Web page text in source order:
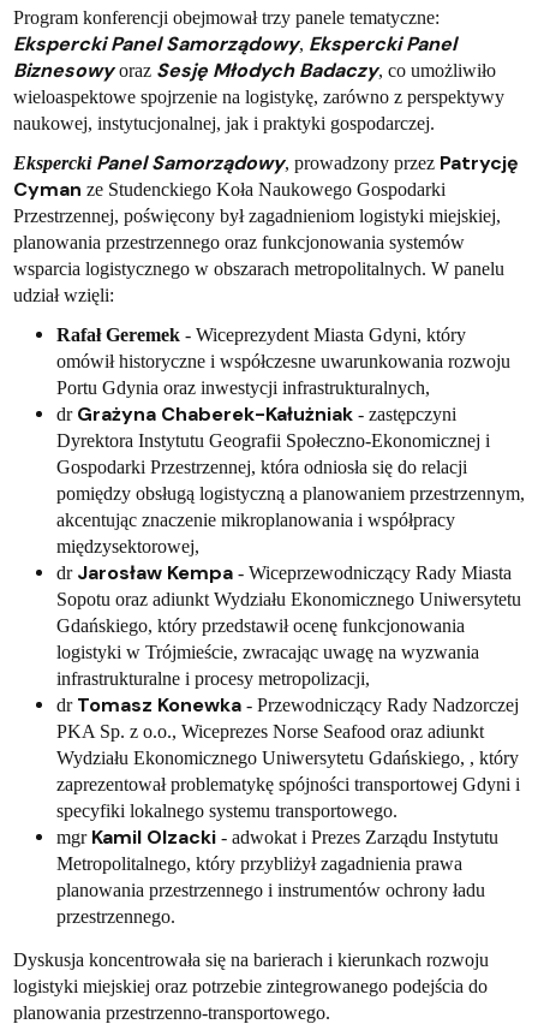
Program konferencji obejmował trzy panele tematyczne:
Ekspercki Panel Samorządowy, Ekspercki Panel
Biznesowyoraz Sesję Młodych Badaczy, co umożliwiło
wieloaspektowe spojrzenie na logistykę, zarówno z perspektywy
naukowej, instytucjonalnej, jak i praktyki gospodarczej.
Ekspercki Panel Samorządowy, prowadzony przez Patrycję
Cyman ze Studenckiego Koła Naukowego Gospodarki
Przestrzennej, poświęcony był zagadnieniom logistyki miejskiej,
planowania przestrzennego oraz funkcjonowania systemów
wsparcia logistycznego w obszarach metropolitalnych. W panelu
udział wzięli:
Rafał Geremek- Wiceprezydent Miasta Gdyni, który
omówił historyczne i współczesne uwarunkowania rozwoju
Portu Gdynia oraz inwestycji infrastrukturalnych,
drGrażyna Chaberek-Kałużniak- zastępczyni
Dyrektora Instytutu Geografii Społeczno-Ekonomicznej i
Gospodarki Przestrzennej, która odniosła się do relacji
pomiędzy obsługą logistyczną a planowaniem przestrzennym,
akcentując znaczenie mikroplanowania i współpracy
międzysektorowej,
dr Jarosław Kempa- Wiceprzewodniczący Rady Miasta
Sopotu oraz adiunkt Wydziału Ekonomicznego Uniwersytetu
Gdańskiego, który przedstawił ocenę funkcjonowania
logistyki w Trójmieście, zwracając uwagę na wyzwania
infrastrukturalne i procesy metropolizacji,
drTomasz Konewka- Przewodniczący Rady Nadzorczej
PKA Sp. z o.o., Wiceprezes Norse Seafood oraz adiunkt
Wydziału Ekonomicznego Uniwersytetu Gdańskiego, , który
zaprezentował problematykę spójności transportowej Gdyni i
specyfiki lokalnego systemu transportowego.
mgrKamil Olzacki- adwokat i Prezes Zarządu Instytutu
Metropolitalnego, który przybliżył zagadnienia prawa
planowania przestrzennego i instrumentów ochrony ładu
przestrzennego.
Dyskusja koncentrowała się na barierach i kierunkach rozwoju
logistyki miejskiej oraz potrzebie zintegrowanego podejścia do
planowania przestrzenno-transportowego.